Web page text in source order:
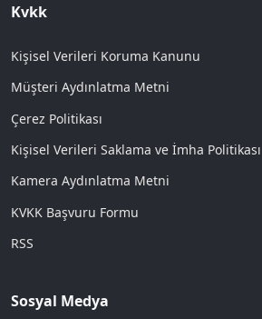
Kvkk
Kişisel Verileri Koruma Kanunu
Müşteri Aydınlatma Metni
Çerez Politikası
Kişisel Verileri Saklama ve İmha Politikası
Kamera Aydınlatma Metni
KVKK Başvuru Formu
RSS
Sosyal Medya